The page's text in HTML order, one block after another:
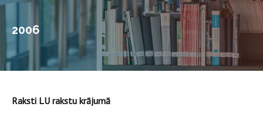
2006
Raksti LU rakstu krājumā